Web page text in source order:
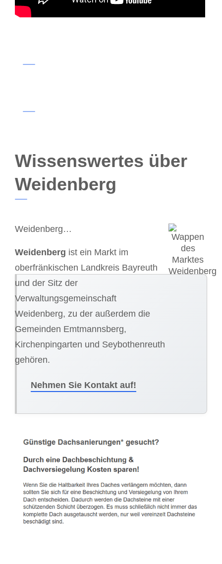
Wissenswertes über
Weidenberg
Weidenberg…
Weidenberg ist ein Markt im
oberfränkischen Landkreis Bayreuth
und der Sitz der
Verwaltungsgemeinschaft
Weidenberg, zu der außerdem die
Gemeinden Emtmannsberg,
Kirchenpingarten und Seybothenreuth
gehören.
Nehmen Sie Kontakt auf!